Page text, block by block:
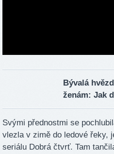
Bývalá
ženám: Jak
Svými přednostmi se
vlezla v zimě do ledové řeky,
seriálu Dobrá čtvrť. Tam